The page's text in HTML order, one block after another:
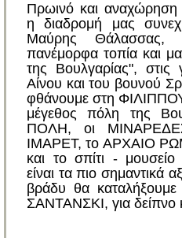
Πρωινό και
η διαδρομή μας
Μαύρης Θάλασσας,
πανέμορφα τοπία και
της Βουλγαρίας", στις
Αίνου και του βουνού
φθάνουμε στη
μέγεθος πόλη της
ΠΟΛΗ, οι
ΙΜΑΡΕΤ, το ΑΡΧΑΙΟ
και το σπίτι -
είναι τα πιο σημαντικά
βράδυ θα
ΣΑΝΤΑΝΣΚΙ, για δείπνο